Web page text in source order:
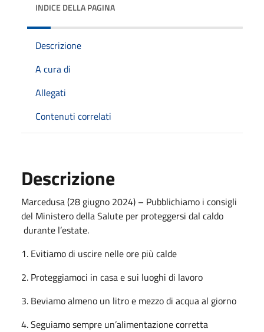
INDICE DELLA PAGINA
Descrizione
A cura di
Allegati
Contenuti correlati
Descrizione
Marcedusa (28 giugno 2024) – Pubblichiamo i consigli
del Ministero della Salute per proteggersi dal caldo
durante l’estate.
1. Evitiamo di uscire nelle ore più calde
2. Proteggiamoci in casa e sui luoghi di lavoro
3. Beviamo almeno un litro e mezzo di acqua al giorno
4. Seguiamo sempre un’alimentazione corretta